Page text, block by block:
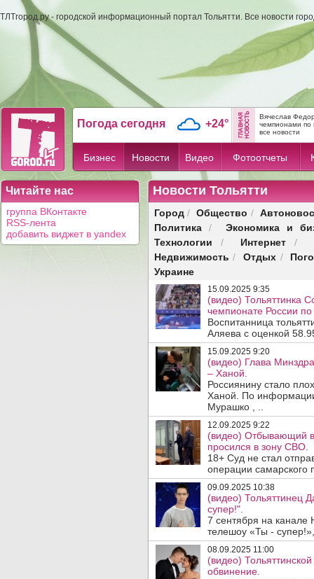
ТЛТгород.ру - городской информационный портал Тольятти. Все новости
Погода сегодня +24°
Вячеслав
чемпионами по
все новости
Бизнес Новости Видео Фотоотчеты
Читайте нас
группа ВКонтакте
RSS-лента
добавить виджет в yandex
Новости Тольятти
Город / Общество /
Политика /
Экономика и
Технологии / Интернет/
Недвижимость / Отдых /
Украине
15.09.2025 9:35
(видео) Тольяттинка
чемпионате России
Воспитанница
Аляева с оценкой
15.09.2025 9:20
(видео) Глава
– Ханой.
Россиянину стало
Ханой. По
Мурашко , ..
12.09.2025 9:22
(видео) Отбывающий в
просился в зону СВО.
18+ Суд не стал
операции самарского
09.09.2025 10:38
(видео) Тольяттинец
супер!".
7 сентября на канале
телешоу «Ты -
08.09.2025 11:00
(видео)
обвинение.